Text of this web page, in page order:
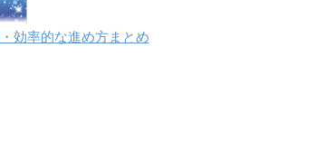
効率的な進め方まとめ